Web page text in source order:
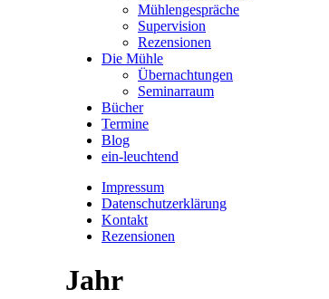
Mühlengespräche
Supervision
Rezensionen
Die Mühle
Übernachtungen
Seminarraum
Bücher
Termine
Blog
ein-leuchtend
Impressum
Datenschutzerklärung
Kontakt
Rezensionen
Jahr